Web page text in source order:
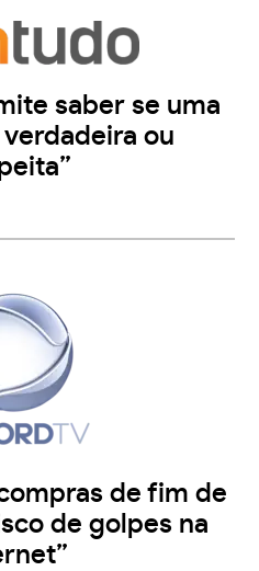
saber se uma
verdadeira ou
de fim de
de golpes na